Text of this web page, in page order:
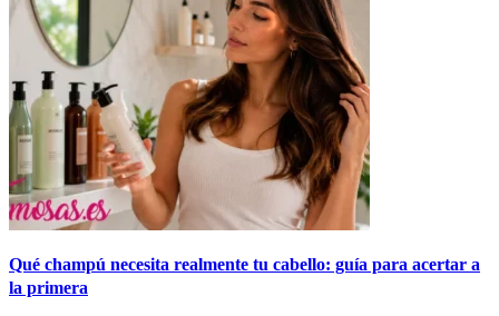
Qué champú necesita realmente tu cabello: guía para acertar a
la primera